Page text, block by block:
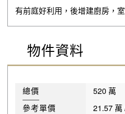
有前庭好利用，後增建廚房，
物件資料
總價
520 萬
參考單價
21.57 萬